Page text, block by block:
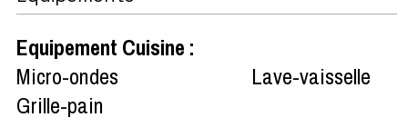
Equipement Cuisine :
Micro-ondes
Lave-vaisselle
Grille-pain